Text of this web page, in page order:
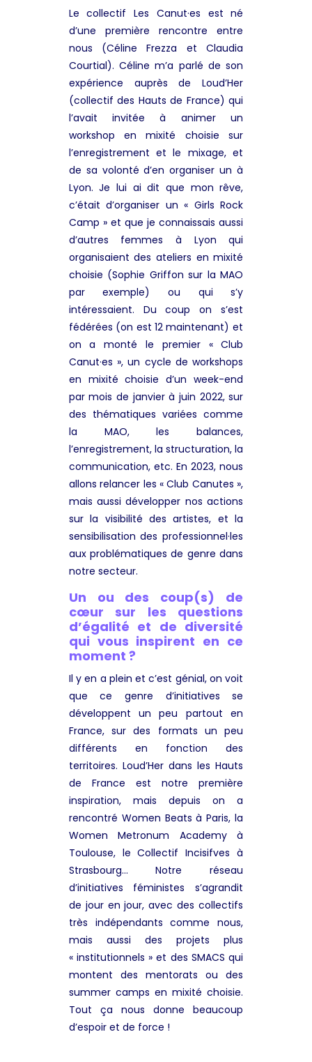
Le collectif Les Canut·es est né
d’une première rencontre entre
nous (Céline Frezza et Claudia
Courtial). Céline m’a parlé de son
expérience auprès de Loud’Her
(collectif des Hauts de France) qui
l’avait invitée à animer un
workshop en mixité choisie sur
l’enregistrement et le mixage, et
de sa volonté d’en organiser un à
Lyon. Je lui ai dit que mon rêve,
c’était d’organiser un « Girls Rock
Camp » et que je connaissais aussi
d’autres femmes à Lyon qui
organisaient des ateliers en mixité
choisie (Sophie Griffon sur la MAO
par exemple) ou qui s’y
intéressaient. Du coup on s’est
fédérées (on est 12 maintenant) et
on a monté le premier « Club
Canut·es », un cycle de workshops
en mixité choisie d’un week-end
par mois de janvier à juin 2022, sur
des thématiques variées comme
la MAO, les balances,
l’enregistrement, la structuration, la
communication, etc. En 2023, nous
allons relancer les « Club Canutes »,
mais aussi développer nos actions
sur la visibilité des artistes, et la
sensibilisation des professionnel·les
aux problématiques de genre dans
notre secteur.
Un ou des coup(s) de
cœur sur les questions
d’égalité et de diversité
qui vous inspirent en ce
moment ?
Il y en a plein et c’est génial, on voit
que ce genre d’initiatives se
développent un peu partout en
France, sur des formats un peu
différents en fonction des
territoires. Loud’Her dans les Hauts
de France est notre première
inspiration, mais depuis on a
rencontré Women Beats à Paris, la
Women Metronum Academy à
Toulouse, le Collectif Incisifves à
Strasbourg… Notre réseau
d’initiatives féministes s’agrandit
de jour en jour, avec des collectifs
très indépendants comme nous,
mais aussi des projets plus
« institutionnels » et des SMACS qui
montent des mentorats ou des
summer camps en mixité choisie.
Tout ça nous donne beaucoup
d’espoir et de force !